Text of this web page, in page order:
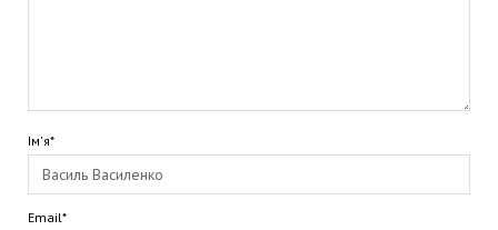
Ім'я*
Email*